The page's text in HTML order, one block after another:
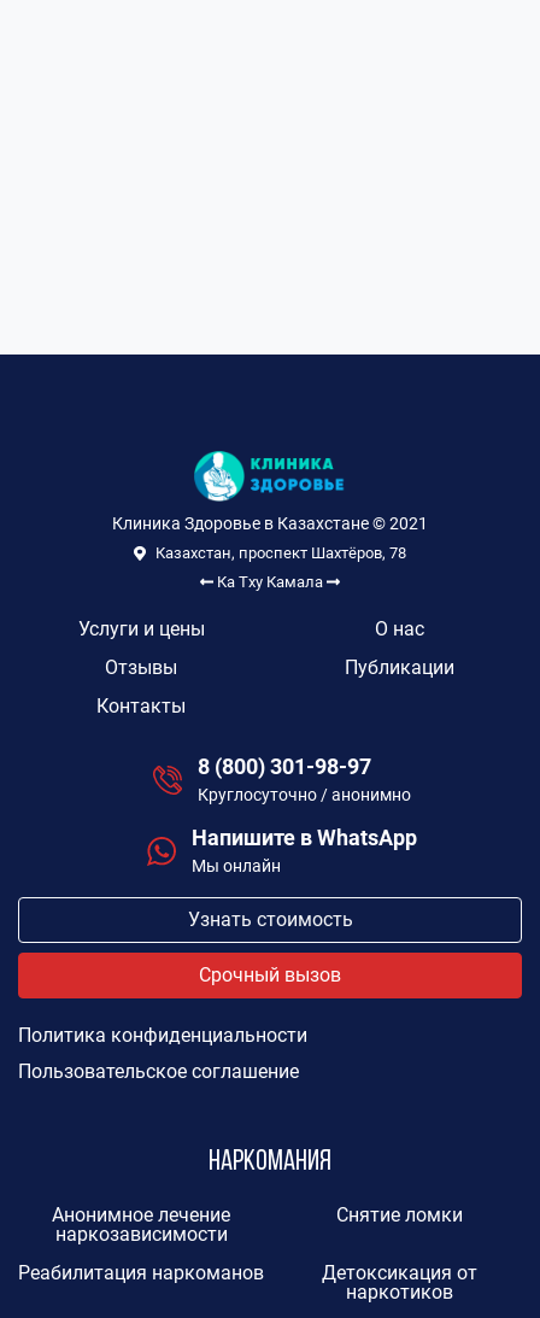
Клиника Здоровье в Казахстане © 2021
Казахстан, проспект Шахтёров, 78
Ка Тху Камала
Услуги и цены
О нас
Отзывы
Публикации
Контакты
8 (800) 301-98-97
Круглосуточно / анонимно
Напишите в WhatsApp
Мы онлайн
Узнать стоимость
Срочный вызов
Политика конфиденциальности
Пользовательское соглашение
Наркомания
Анонимное лечение
наркозависимости
Снятие ломки
Реабилитация наркоманов
Детоксикация от
наркотиков